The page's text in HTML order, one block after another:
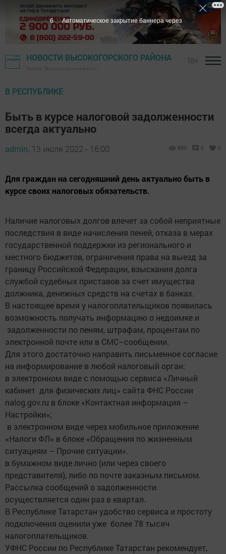
НОВОСТИ ВЫСОКОГОРСКОГО РАЙОНА
В РЕСПУБЛИКЕ
Быть в курсе налоговой задолженности
всегда актуально
admin, 13 июля 2022 - 16:00 893 0 0
Для граждан на сегодняшний день актуально быть в
курсе своих налоговых обязательств.
Наличие налоговых долгов влечет за собой неприятные
последствия в виде начисления пеней, отказа в мерах
государственной поддержки из регионального и
местного бюджетов, ограничения права на выезд за
границу Российской Федерации, взыскания долга
службой судебных приставов за счет имущества
должника, денежных средств на счетах в банках.
В настоящее время у налогоплательщиков появилась
возможность получать информацию о недоимке и
задолженности по пеням, штрафам, процентам по
электронной почте или в СМС–сообщении.
Для этого достаточно направить письменное согласие
на информирование в любой налоговый орган:
в электронном виде с помощью сервиса «Личный
кабинет для физических лиц» сайта ФНС России
nalog.gov.ru в блоке «Контактная информация –
Настройки»;
в электронном виде через мобильное приложение
«Налоги ФЛ» в блоке «Обращения по жизненным
ситуациям – Прочие ситуации».
в бумажном виде лично (или через своего
представителя), либо по почте заказным письмом.
Рассылка сообщений о задолженности
осуществляется один раз в квартал.
В Республике Татарстан удобство сервиса и простоту
подключения оценили уже более 78 тысяч
налогоплательщиков.
УФНС России по Республике Татарстан рекомендует,
5 Автоматическое закрытие баннера через